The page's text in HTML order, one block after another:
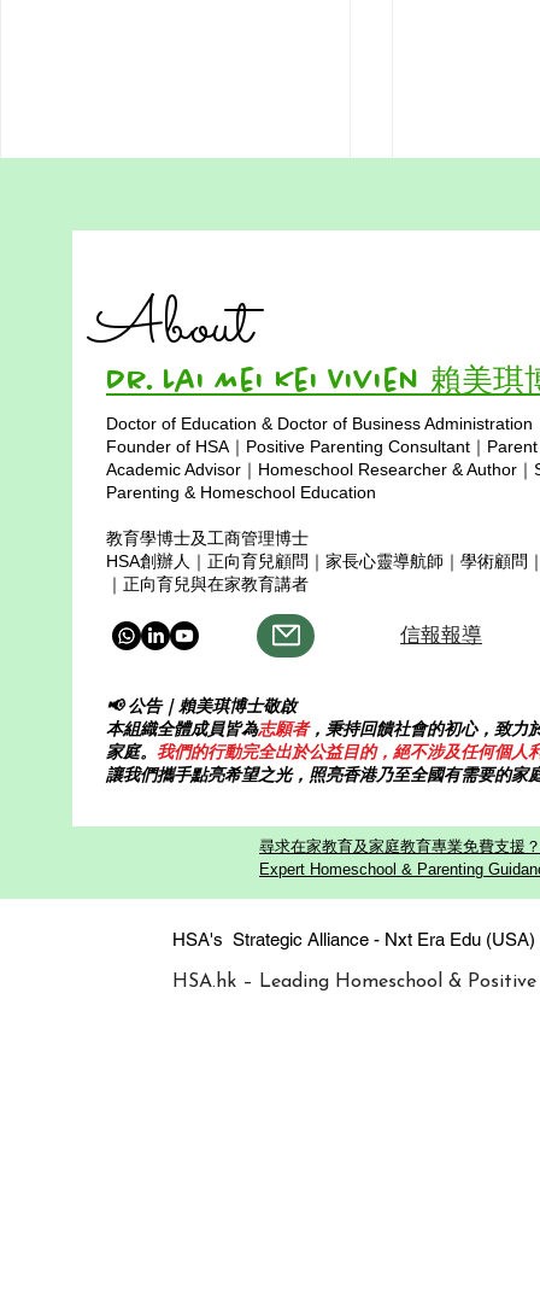
Peaceful: The Core of
parent’s inner peace. When you
stay calm, grounded, and true to
who you are, your child feels safe
to be themselves too. Your inner
state becomes the environment
Lesson
to our
socialize, but
healthily. Not
for th
Copyright ©
About
Dr. Lai Mei Kei Vivien 賴美琪
Doctor of Education & Doctor of Business Administration
Founder of HSA｜Positive Parenting Consultant｜
Academic Advisor｜Homeschool Researcher & Author
Parenting & Homeschool Education
教育學博士及工商管理博士
HSA創辦人｜正向育兒顧問｜家長心靈導航師｜學術顧問
｜正向育兒與在家教育講者
信報報導
📢 公告｜賴美琪博士敬啟
本組織全體成員皆為志願者，秉持回饋社會的初心，致力
家庭。 我們的行動完全出於公益目的，絕不涉及任何個人
讓我們攜手點亮希望之光，照亮香港乃至全國有需要的家
尋求在家教育及家庭教育專業免費支援
Expert Homeschool & Parenting
HSA's Strategic Alliance - Nxt Era Edu
HSA.hk – Leading Homeschool &